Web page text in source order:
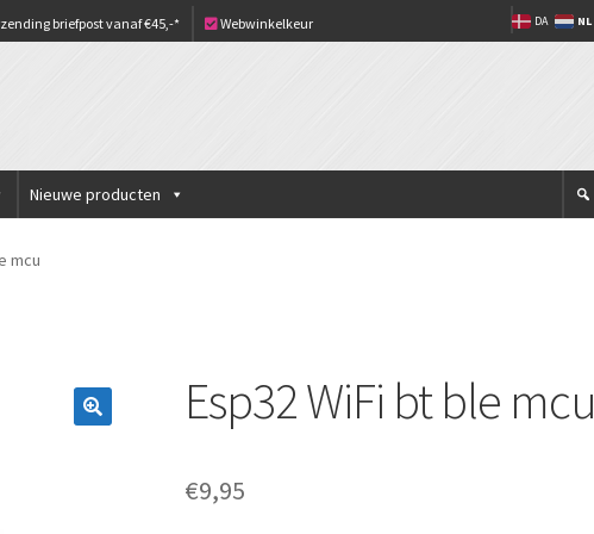
briefpost vanaf €45,-* Webwinkelkeur DA NL
Nieuwe producten
mcu
Esp32 WiFi bt ble mcu
€9,95